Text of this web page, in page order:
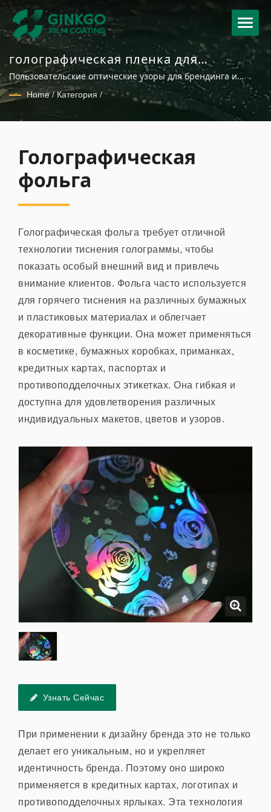
голографическая пленка для
упаковки, этикеток и защитных
эффектов
Пользовательские оптические узоры для брендинга и
противодействия подделкам
Home / Категория /
Функциональные горячие тиснительные фольги
Голографическая
фольга
Голографическая фольга требует отличной
технологии тиснения голограммы, чтобы
показать особый внешний вид и привлечь
внимание клиентов. Фольга часто используется
для горячего тиснения на различных бумажных
и пластиковых материалах и облегчает
декоративные функции. Она может применяться
в косметике, бумажных коробках, приманках,
кредитных картах, паспортах и
противоподделочных этикетках. Она гибкая и
доступна для удовлетворения различных
индивидуальных макетов, цветов и узоров.
Узнать Сейчас
При применении к дизайну бренда это не только
делает его уникальным, но и укрепляет
идентичность бренда. Поэтому оно широко
применяется в кредитных картах, логотипах и
противоподделочных ярлыках. Эта технология